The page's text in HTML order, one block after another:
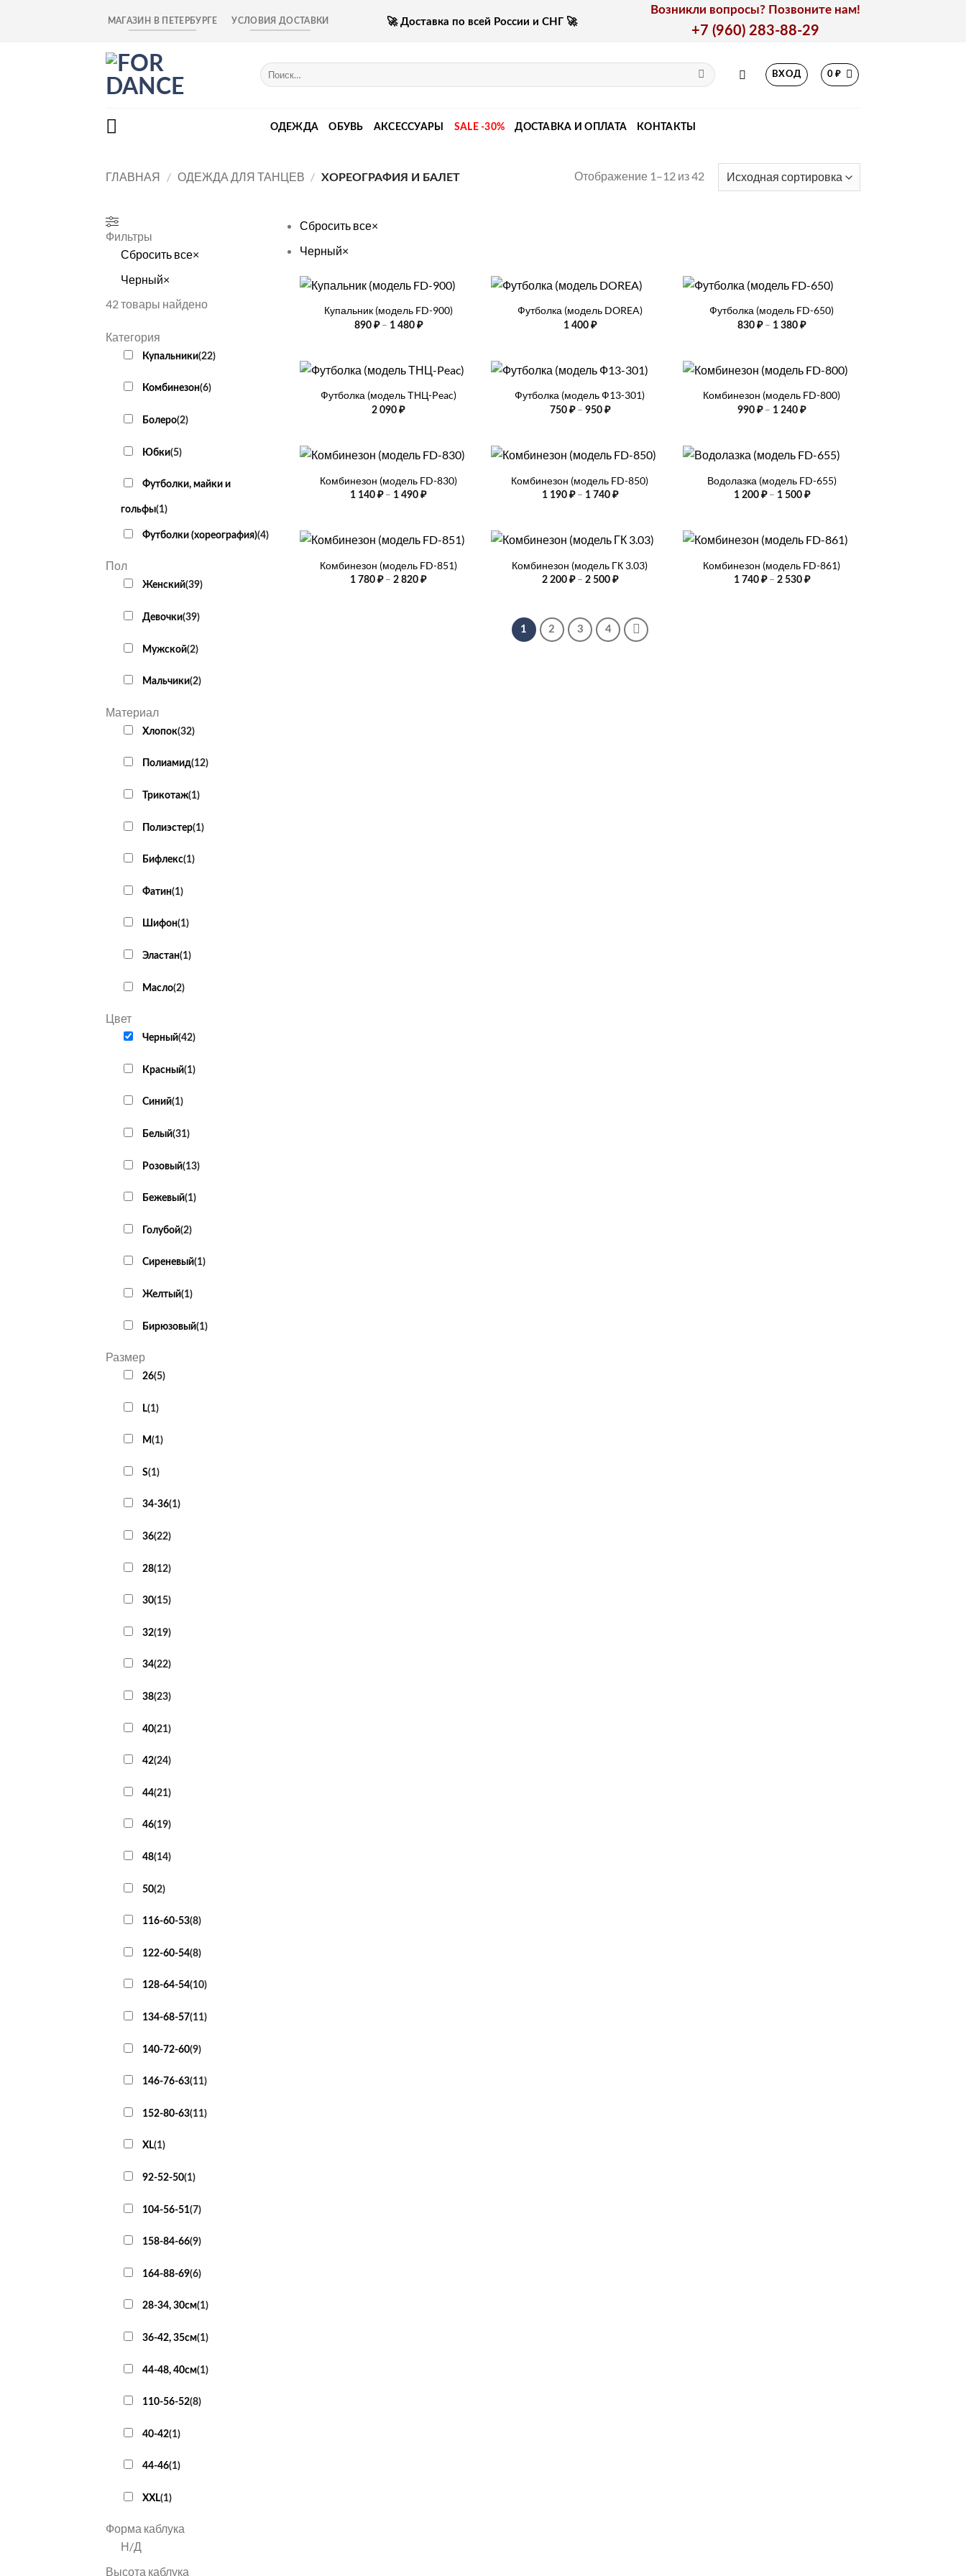
МАГАЗИН В ПЕТЕРБУРГЕ УСЛОВИЯ ДОСТАВКИ 🚀 Доставка по всей России и СНГ 🚀
Возникли вопросы? Позвоните нам!
+7 (960) 283-88-29
Искать:
ВХОД 0₽
ОДЕЖДА ОБУВЬ АКСЕССУАРЫ SALE -30% ДОСТАВКА И ОПЛАТА КОНТАКТЫ
ГЛАВНАЯ / ОДЕЖДА ДЛЯ ТАНЦЕВ / ХОРЕОГРАФИЯ И БАЛЕТ Отображение 1–12 из 42
Фильтры
Сбросить все×
Черный×
42товары найдено
Категория
Купальники(22)
Комбинезон(6)
Болеро(2)
Юбки(5)
Футболки, майки и
гольфы(1)
Футболки (хореография)(4)
Пол
Женский(39)
Девочки(39)
Мужской(2)
Мальчики(2)
Материал
Хлопок(32)
Полиамид(12)
Трикотаж(1)
Полиэстер(1)
Бифлекс(1)
Фатин(1)
Шифон(1)
Эластан(1)
Масло(2)
Цвет
Черный(42)
Красный(1)
Cиний(1)
Белый(31)
Розовый(13)
Бежевый(1)
Голубой(2)
Сиреневый(1)
Желтый(1)
Бирюзовый(1)
Размер
26(5)
L(1)
M(1)
S(1)
34-36(1)
36(22)
28(12)
30(15)
32(19)
34(22)
38(23)
40(21)
42(24)
44(21)
46(19)
48(14)
50(2)
116-60-53(8)
122-60-54(8)
128-64-54(10)
134-68-57(11)
140-72-60(9)
146-76-63(11)
152-80-63(11)
XL(1)
92-52-50(1)
104-56-51(7)
158-84-66(9)
164-88-69(6)
28-34, 30см(1)
36-42, 35см(1)
44-48, 40см(1)
110-56-52(8)
40-42(1)
44-46(1)
XXL(1)
Форма каблука
Н/Д
Высота каблука
Сбросить все×
Черный×
+
Купальник (модель FD-900)
890 ₽ – 1 480 ₽Диапазон
1
480 ₽
Футболка (модель DOREA)
1 400 ₽
Футболка (модель FD-650)
830₽ – 1 380₽Диапазон
1
380 ₽
Футболка (модель ТНЦ-Peac)
2 090₽
Футболка (модель Ф13-301)
750 ₽ – 950 ₽Диапазон
950 ₽
+
Комбинезон (модель FD-800)
990₽ – 1 240₽Диапазон
1
240 ₽
+
Комбинезон (модель FD-830)
1 140₽ – 1 490₽Диапазон
–
1
+
Комбинезон (модель FD-850)
1 190 ₽ – 1 740 ₽Диапазон
–
1
+
Водолазка (модель FD-655)
1 200 ₽ – 1 500 ₽Диапазон
–
1
+
Комбинезон (модель FD-851)
1 780₽ – 2 820₽Диапазон
+
Комбинезон (модель ГК 3.03)
2 200 ₽ – 2 500 ₽Диапазон
–
2
500 ₽
+
Комбинезон (модель FD-861)
1 740 ₽ – 2 530 ₽Диапазон
1 2 3 4